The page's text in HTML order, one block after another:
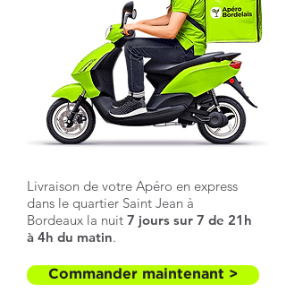
Livraison de votre Apéro en express
dans le quartier Saint Jean à
Bordeaux la nuit 7 jours sur 7 de 21h
à 4h du matin.
Commander maintenant >